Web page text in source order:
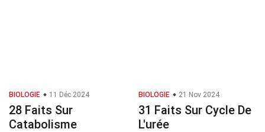
BIOLOGIE 11 Déc 2024
28 Faits Sur
Catabolisme
BIOLOGIE 21 Nov 2024
31 Faits Sur Cycle De
L'urée